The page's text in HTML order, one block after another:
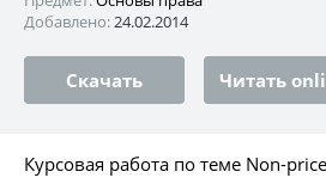
Добавлено:24.02.2014
Скачать Читать
Курсовая работа по теме Non-